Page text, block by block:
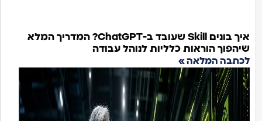
איך בונים Skill שעובד ב-ChatGPT? המדריך המלא
שיהפוך הוראות כלליות לנוהל עבודה
לכתבה המלאה »